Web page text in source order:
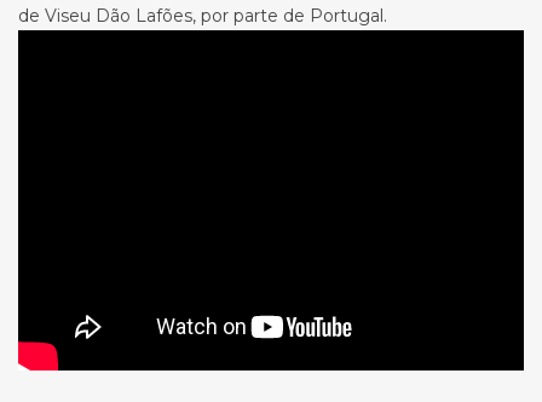
de Viseu Dão Lafões, por parte de Portugal.